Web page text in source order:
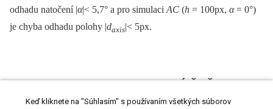
odhadu natočení |α|< 5,7° a pro simulaci AC (h = 100px, α= 0°)
je chyba odhadu polohy |daxis|< 5px.
4. PARAMETRY HLASIVKOVÉ ŠTĚRBINY
Keď kliknete na "Súhlasím" s používaním všetkých súborov